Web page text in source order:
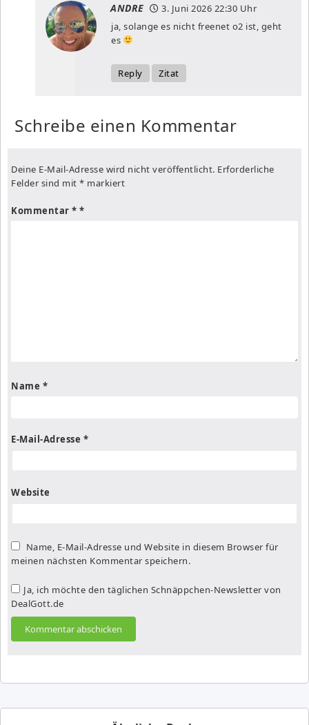
ANDRE 3. Juni 2026 22:30 Uhr
ja, solange es nicht freenet o2 ist, geht
es
Reply Zitat
Schreibe einen Kommentar
Deine E-Mail-Adresse wird nicht veröffentlicht. Erforderliche
Felder sind mit * markiert
Kommentar *
Name *
E-Mail-Adresse *
Website
Name, E-Mail-Adresse und Website in diesem Browser für
meinen nächsten Kommentar speichern.
Ja, ich möchte den täglichen Schnäppchen-Newsletter von
DealGott.de